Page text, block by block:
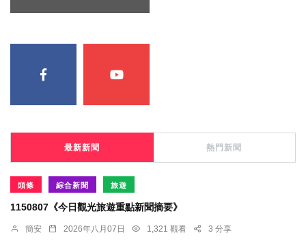
最新新聞 熱門新聞
頭條 綜合新聞 旅遊
1150807《今日觀光旅遊重點新聞摘要》
簡安 2026年八月07日 1,321 觀看 3 分享